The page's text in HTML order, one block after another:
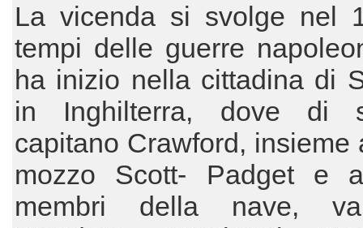
La vicenda si svolge nel
tempi delle guerre
ha inizio nella cittadina di
in Inghilterra, dove di
capitano Crawford, insieme
mozzo Scott- Padget e
membri della nave,